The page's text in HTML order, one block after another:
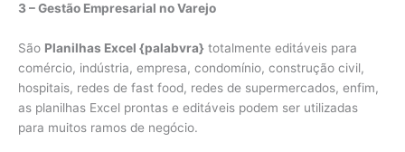
3 – Gestão Empresarial no Varejo
São Planilhas Excel {palabvra} totalmente editáveis para
comércio, indústria, empresa, condomínio, construção civil,
hospitais, redes de fast food, redes de supermercados, enfim,
as planilhas Excel prontas e editáveis podem ser utilizadas
para muitos ramos de negócio.